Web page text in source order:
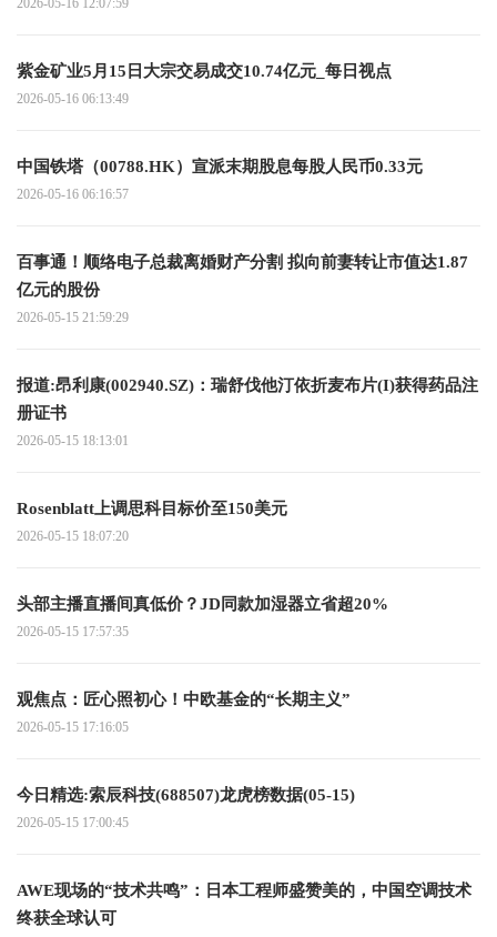
2026-05-16 12:07:59
紫金矿业5月15日大宗交易成交10.74亿元_每日视点
2026-05-16 06:13:49
中国铁塔（00788.HK）宣派末期股息每股人民币0.33元
2026-05-16 06:16:57
百事通！顺络电子总裁离婚财产分割 拟向前妻转让市值达1.87
亿元的股份
2026-05-15 21:59:29
报道:昂利康(002940.SZ)：瑞舒伐他汀依折麦布片(I)获得药品注
册证书
2026-05-15 18:13:01
Rosenblatt上调思科目标价至150美元
2026-05-15 18:07:20
头部主播直播间真低价？JD同款加湿器立省超20%
2026-05-15 17:57:35
观焦点：匠心照初心！中欧基金的“长期主义”
2026-05-15 17:16:05
今日精选:索辰科技(688507)龙虎榜数据(05-15)
2026-05-15 17:00:45
AWE现场的“技术共鸣”：日本工程师盛赞美的，中国空调技术
终获全球认可